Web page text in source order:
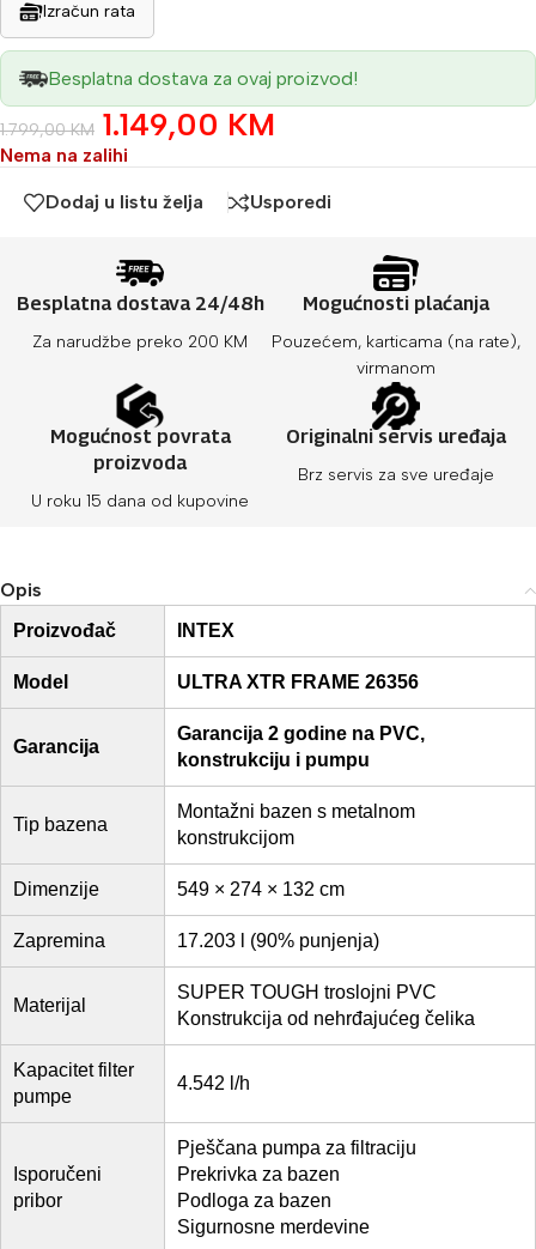
Izračun rata
Besplatna dostava za ovaj proizvod!
1.799,00KM 1.149,00 KM
Nema na zalihi
Dodaj u listu želja Usporedi
Besplatna dostava 24/48h
Za narudžbe preko 200 KM
Mogućnosti plaćanja
Pouzećem, karticama (na rate),
virmanom
Mogućnost povrata
proizvoda
U roku 15 dana od kupovine
Originalni servis uređaja
Brz servis za sve uređaje
Opis
Proizvođač INTEX
Model ULTRA XTR FRAME 26356
Garancija
Garancija 2 godine na PVC,
konstrukciju i pumpu
Tip bazena
Montažni bazen s metalnom
konstrukcijom
Dimenzije 549 × 274 × 132 cm
Zapremina 17.203 l (90% punjenja)
Materijal
SUPER TOUGH troslojni PVC
Konstrukcija od nehrđajućeg čelika
Kapacitet filter
pumpe
4.542 l/h
Isporučeni
pribor
Pješčana pumpa za filtraciju
Prekrivka za bazen
Podloga za bazen
Sigurnosne merdevine